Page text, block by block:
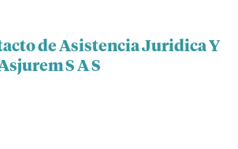
de Asistencia Juridica Y
S A S